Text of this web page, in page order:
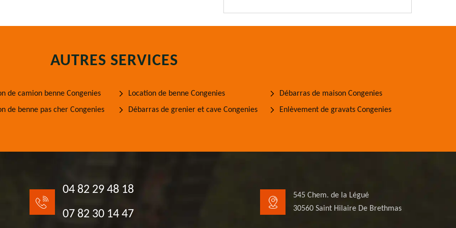
AUTRES SERVICES
de camion benne Congenies
de benne pas cher Congenies
Location de benne Congenies
Débarras de grenier et cave Congenies
Débarras de maison Congenies
Enlèvement de gravats Congenies
04 82 29 48 18
07 82 30 14 47
545 Chem. de la Légué
30560 Saint Hilaire De Brethmas